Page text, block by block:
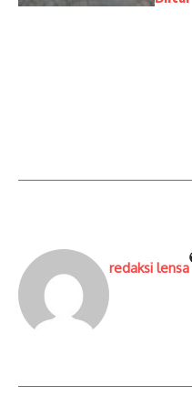
redaksi lensa